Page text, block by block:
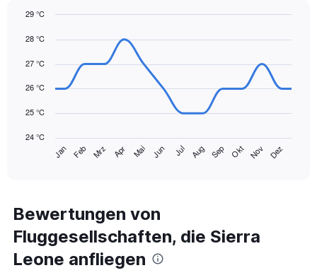
displaying
Range:
750.
chart
14
points.
The
has
categories.
Range:
14
categories.
The
graphic.
Jan Feb Mrz Apr Mai Jun Jul Aug Sep Okt Nov Dez
24 °C
25 °C
26 °C
27 °C
28 °C
29 °C
Bewertungen von
Fluggesellschaften, die Sierra
Leone anfliegen